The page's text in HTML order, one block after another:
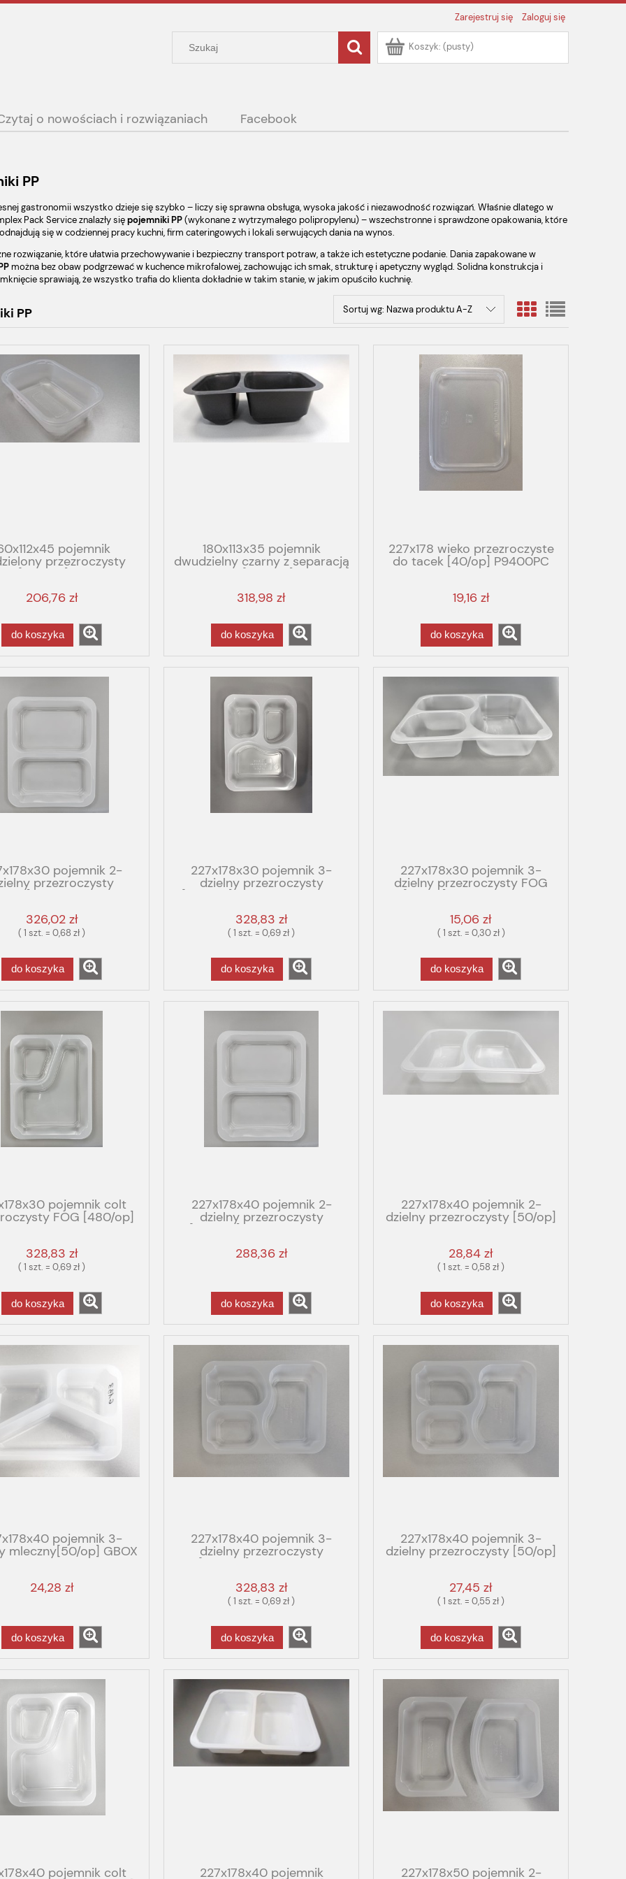
Zarejestruj się Zaloguj się
Koszyk: (pusty)
o nowościach i rozwiązaniach Facebook
PP
gastronomii wszystko dzieje się szybko – liczy się sprawna obsługa, wysoka jakość i niezawodność rozwiązań. Właśnie dlatego w
Pack Service znalazły siępojemniki PP(wykonane z wytrzymałego polipropylenu) – wszechstronne i sprawdzone opakowania, które
się w codziennej pracy kuchni, firm cateringowych i lokali serwujących dania na wynos.
rozwiązanie, które ułatwia przechowywanie i bezpieczny transport potraw, a także ich estetyczne podanie. Dania zapakowane w
można bez obaw podgrzewać w kuchence mikrofalowej, zachowując ich smak, strukturę i apetyczny wygląd. Solidna konstrukcja i
sprawiają, że wszystko trafia do klienta dokładnie w takim stanie, w jakim opuściło kuchnię.
PP Sortuj wg: Nazwa produktu A-Z
pojemnik
przezroczysty
[552/op] PP
206,76 zł
do koszyka
180x113x35 pojemnik
dwudzielny czarny z separacją
komór PP[660/op] gr.600
318,98 zł
do koszyka
227x178 wieko przezroczyste
do tacek [40/op] P9400PC
MAPTIPACK PP
19,16 zł
do koszyka
pojemnik 2-
przezroczysty
op] PP T2/30 GBOX
326,02 zł
( 1 szt. = 0,68 zł )
do koszyka
227x178x30 pojemnik 3-
dzielny przezroczysty
[480/op] PP GBOX GASTRO
328,83 zł
( 1 szt. = 0,69 zł )
do koszyka
227x178x30 pojemnik 3-
dzielny przezroczysty FOG
[50/op] PP T3/30 GBOX
15,06 zł
( 1 szt. = 0,30 zł )
do koszyka
pojemnik colt
FOG [480/op]
GBOX GASTRO FOG
328,83 zł
( 1 szt. = 0,69 zł )
do koszyka
227x178x40 pojemnik 2-
dzielny przezroczysty
[480/op] PP T2/40 GBOX
288,36 zł
do koszyka
227x178x40 pojemnik 2-
dzielny przezroczysty [50/op]
PP SMILE GBOX GASTRO FOG
28,84 zł
( 1 szt. = 0,58 zł )
do koszyka
pojemnik 3-
mleczny[50/op] GBOX
GASTRO FOG 21g
24,28 zł
do koszyka
227x178x40 pojemnik 3-
dzielny przezroczysty
[480/op] T3/40 GBOX
328,83 zł
( 1 szt. = 0,69 zł )
do koszyka
227x178x40 pojemnik 3-
dzielny przezroczysty [50/op]
PP T3/40 GBOX GASTRO FOG
27,45 zł
( 1 szt. = 0,55 zł )
do koszyka
pojemnik colt 227x178x40 pojemnik 227x178x50 pojemnik 2-